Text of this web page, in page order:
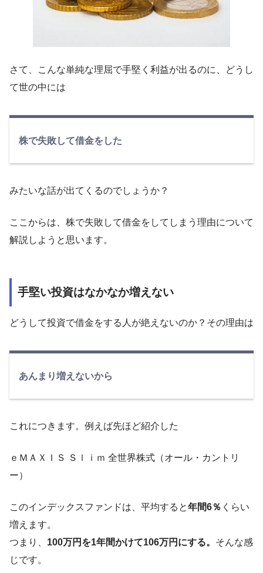
さて、こんな単純な理屈で手堅く利益が出るのに、どうし
て世の中には
株で失敗して借金をした
みたいな話が出てくるのでしょうか？
ここからは、株で失敗して借金をしてしまう理由について
解説しようと思います。
手堅い投資はなかなか増えない
どうして投資で借金をする人が絶えないのか？その理由は
あんまり増えないから
これにつきます。例えば先ほど紹介した
ｅＭＡＸＩＳ Ｓｌｉｍ 全世界株式（オール・カントリ
ー）
このインデックスファンドは、平均すると年間6％ くらい
増えます。
つまり、 100万円を1年間かけて106万円にする。 そんな感
じです。